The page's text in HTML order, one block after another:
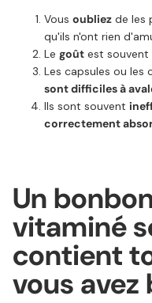
Vous oubliez de les
qu'ils n'ont rien
Le goût est souvent
Les capsules ou les
sont difficiles à
Ils sont souvent
correctement
Un
vitaminé
contient
vous avez